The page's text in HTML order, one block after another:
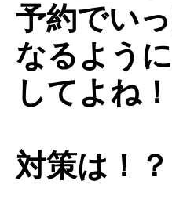
予約でい
なるように
してよね！
対策は！？